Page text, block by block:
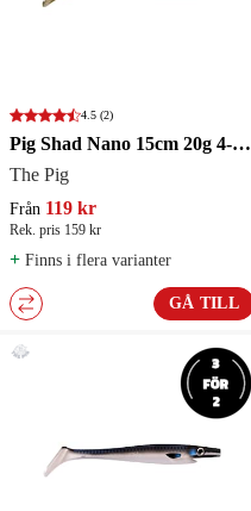
4.5 (2)
Pig Shad Nano 15cm 20g 4-pack
The Pig
Från 119 kr
Rek. pris 159 kr
+ Finns i flera varianter
GÅ TILL